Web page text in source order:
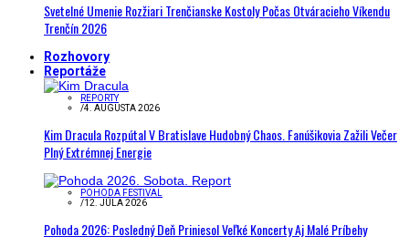
Svetelné Umenie Rozžiari Trenčianske Kostoly Počas Otváracieho Víkendu
Trenčín 2026
Rozhovory
Reportáže
REPORTY
/4. AUGUSTA 2026
Kim Dracula Rozpútal V Bratislave Hudobný Chaos. Fanúšikovia Zažili Večer
Plný Extrémnej Energie
POHODA FESTIVAL
/12. JÚLA 2026
Pohoda 2026: Posledný Deň Priniesol Veľké Koncerty Aj Malé Príbehy